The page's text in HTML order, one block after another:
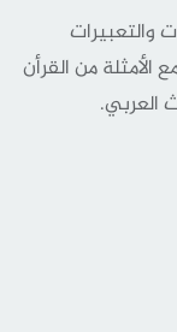
من القرأن
العربي.